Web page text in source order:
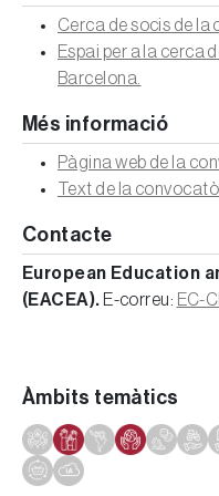
Cerca de socis de la
Espai per a la cerca
Barcelona.
Més informació
Pàgina web de la
Text de la
Contacte
European Education
(EACEA). E-correu: EC-
Àmbits temàtics